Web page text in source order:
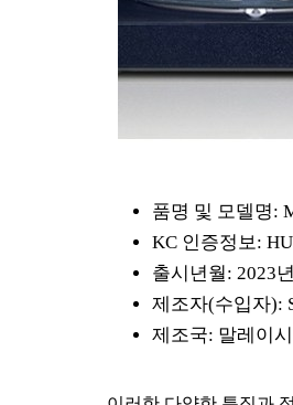
품명 및 모델명:
KC 인증정보:
출시년월: 2023
제조자(수입자):
제조국: 말레이